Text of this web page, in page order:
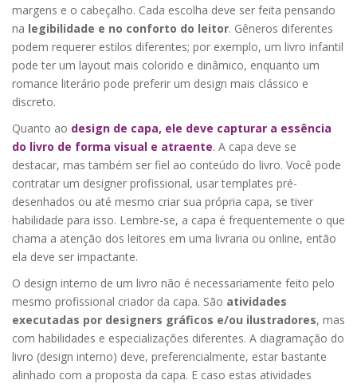
margens e o cabeçalho. Cada escolha deve ser feita pensando
na legibilidade e no conforto do leitor. Gêneros diferentes
podem requerer estilos diferentes; por exemplo, um livro infantil
pode ter um layout mais colorido e dinâmico, enquanto um
romance literário pode preferir um design mais clássico e
discreto.
Quanto ao design de capa, ele deve capturar a essência
do livro de forma visual e atraente. A capa deve se
destacar, mas também ser fiel ao conteúdo do livro. Você pode
contratar um designer profissional, usar templates pré-
desenhados ou até mesmo criar sua própria capa, se tiver
habilidade para isso. Lembre-se, a capa é frequentemente o que
chama a atenção dos leitores em uma livraria ou online, então
ela deve ser impactante.
O design interno de um livro não é necessariamente feito pelo
mesmo profissional criador da capa. São atividades
executadas por designers gráficos e/ou ilustradores, mas
com habilidades e especializações diferentes. A diagramação do
livro (design interno) deve, preferencialmente, estar bastante
alinhado com a proposta da capa. E caso estas atividades